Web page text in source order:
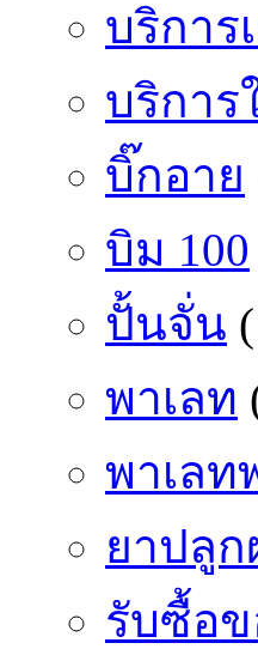
บริการ
บริการ
บิ๊กอาย
บิม 100
ปั้นจั่น
พาเลท
พาเลท
ยาปลูก
รับซื้อข